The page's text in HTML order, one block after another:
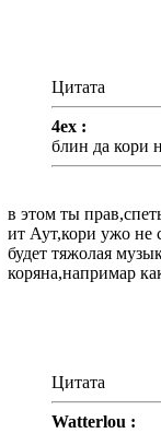
Цитата
4ex :
блин да кори
в этом ты
ит Аут,кори ужо не
будет тяжолая
коряна,напримар
Цитата
Watterlou :